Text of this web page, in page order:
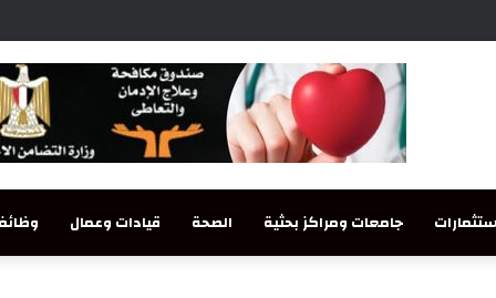
جامعات ومراكز بحثية الصحة قيادات وعمال